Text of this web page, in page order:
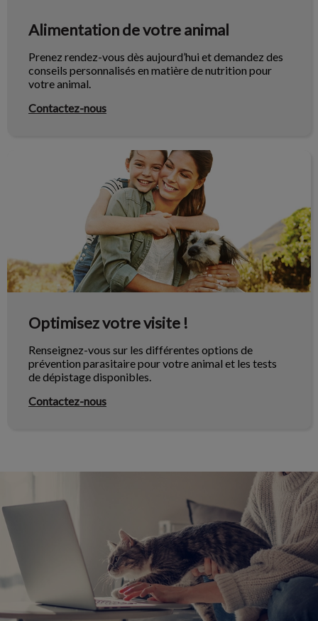
Alimentation de votre animal
Prenez rendez-vous dès aujourd’hui et demandez des
conseils personnalisés en matière de nutrition pour
votre animal.
Contactez-nous
Optimisez votre visite !
Renseignez-vous sur les différentes options de
prévention parasitaire pour votre animal et les tests
de dépistage disponibles.
Contactez-nous